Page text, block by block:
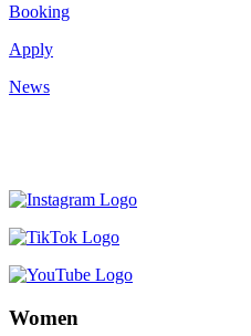
Booking
Apply
News
Women